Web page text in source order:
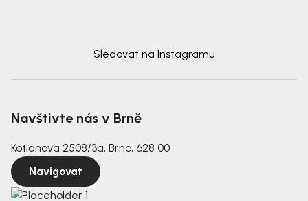
Sledovat na Instagramu
Navštivte nás v Brně
Kotlanova 2508/3a, Brno, 628 00
Navigovat